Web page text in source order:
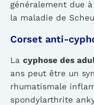
généralement due
la maladie de
Corset anti-
La cyphose des
ans peut être un
rhumatismale
spondylarthrite